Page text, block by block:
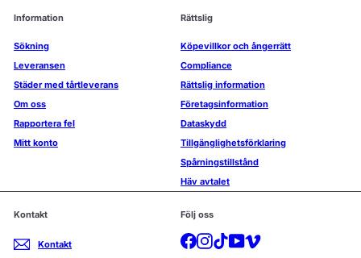
Information
Sökning
Leveransen
Städer med tårtleverans
Om oss
Rapportera fel
Mitt konto
Rättslig
Köpevillkor och ångerrätt
Compliance
Rättslig information
Företagsinformation
Dataskydd
Tillgänglighetsförklaring
Spårningstillstånd
Häv avtalet
Kontakt
Kontakt
Följ oss
Facebook
Instagram
TikTokYouTube
Vimeo